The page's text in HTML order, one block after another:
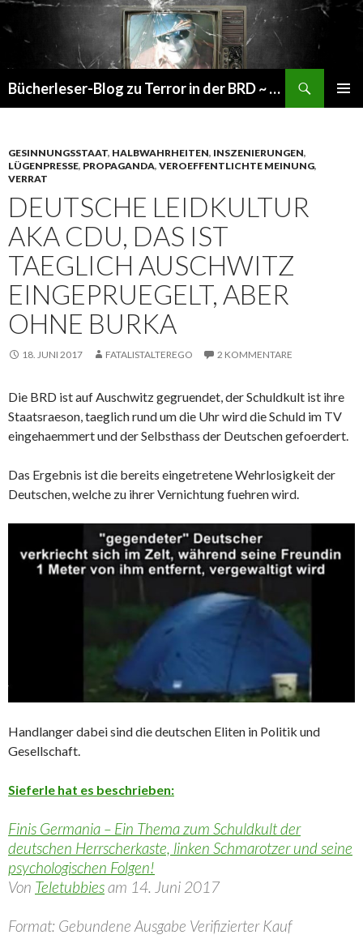
Bücherleser-Blog zu Terror in der BRD ~ die gemachte Realität
GESINNUNGSSTAAT, HALBWAHRHEITEN, INSZENIERUNGEN,
LÜGENPRESSE, PROPAGANDA, VEROEFFENTLICHTE MEINUNG,
VERRAT
DEUTSCHE LEIDKULTUR
AKA CDU, DAS IST
TAEGLICH AUSCHWITZ
EINGEPRUEGELT, ABER
OHNE BURKA
18. JUNI 2017 FATALISTALTEREGO 2 KOMMENTARE
Die BRD ist auf Auschwitz gegruendet, der Schuldkult ist ihre
Staatsraeson, taeglich rund um die Uhr wird die Schuld im TV
eingehaemmert und der Selbsthass der Deutschen gefoerdert.
Das Ergebnis ist die bereits eingetretene Wehrlosigkeit der
Deutschen, welche zu ihrer Vernichtung fuehren wird.
Handlanger dabei sind die deutschen Eliten in Politik und
Gesellschaft.
Sieferle hat es beschrieben:
Finis Germania – Ein Thema zum Schuldkult der
deutschen Herrscherkaste, linken Schmarotzer und seine
psychologischen Folgen!
Von Teletubbiesam 14. Juni 2017
Format: Gebundene Ausgabe Verifizierter Kauf